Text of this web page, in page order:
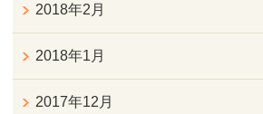
2018年2月
2018年1月
2017年12月